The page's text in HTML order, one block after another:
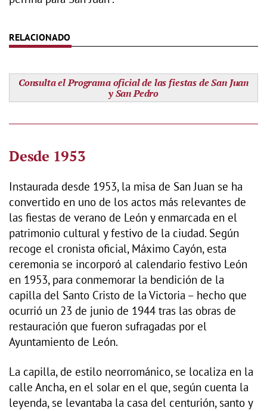
Consulta elPrograma oficial de las fiestas de San Juan
y San Pedro
Desde 1953
Instaurada desde 1953, la misa de San Juan se ha
convertido en uno de los actos más relevantes de
las fiestas de verano de León y enmarcada en el
patrimonio cultural y festivo de la ciudad. Según
recoge el cronista oficial, Máximo Cayón, esta
ceremonia se incorporó al calendario festivo León
en 1953, para conmemorar la bendición de la
capilla del Santo Cristo de la Victoria – hecho que
ocurrió un 23 de junio de 1944 tras las obras de
restauración que fueron sufragadas por el
Ayuntamiento de León.
La capilla, de estilo neorrománico, se localiza en la
calle Ancha, en el solar en el que, según cuenta la
leyenda, se levantaba la casa del centurión, santo y